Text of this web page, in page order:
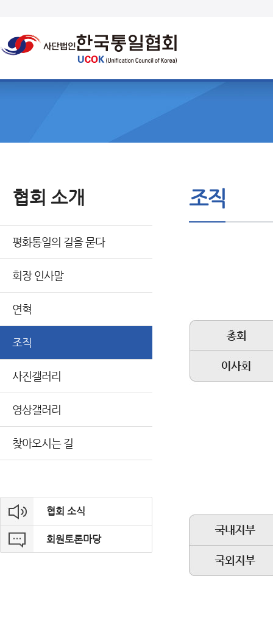
조직
협회 소개
평화통일의 길을 묻다
회장 인사말
연혁
조직
사진갤러리
영상갤러리
찾아오시는 길
협회 소식
회원토론마당